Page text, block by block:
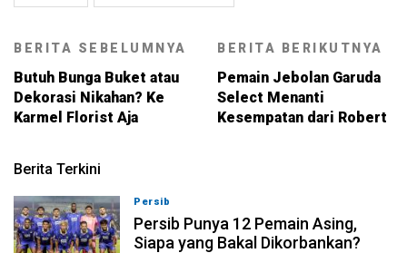
BERITA SEBELUMNYA
Butuh Bunga Buket atau
Dekorasi Nikahan? Ke
Karmel Florist Aja
BERITA BERIKUTNYA
Pemain Jebolan Garuda
Select Menanti
Kesempatan dari Robert
Berita Terkini
Persib
Persib Punya 12 Pemain Asing,
Siapa yang Bakal Dikorbankan?